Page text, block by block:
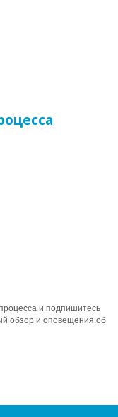
и подпишитесь
обзор и оповещения об